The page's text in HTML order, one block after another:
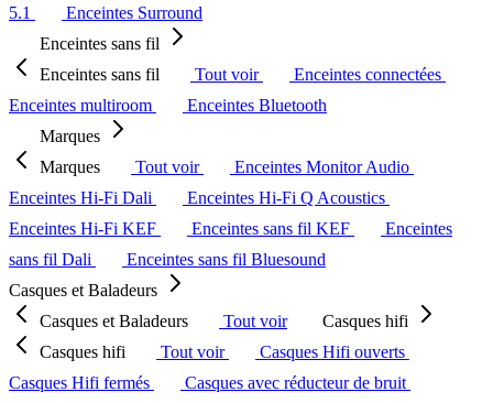
5.1
Enceintes Surround
Enceintes sans fil
Enceintes sans fil
Tout voir
Enceintes connectées
Enceintes multiroom
Enceintes Bluetooth
Marques
Marques
Tout voir
Enceintes Monitor Audio
Enceintes Hi-Fi Dali
Enceintes Hi-Fi Q Acoustics
Enceintes Hi-Fi KEF
Enceintes sans fil KEF
Enceintes
sans fil Dali
Enceintes sans fil Bluesound
Casques et Baladeurs
Casques et Baladeurs
Tout voir
Casques hifi
Casques hifi
Tout voir
Casques Hifi ouverts
Casques Hifi fermés
Casques avec réducteur de bruit